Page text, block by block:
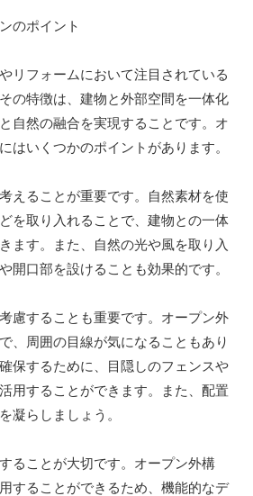
のポイント
リフォームにおいて注目されている
の特徴は、建物と外部空間を一体化
自然の融合を実現することです。オ
はいくつかのポイントがあります。
えることが重要です。自然素材を使
を取り入れることで、建物との一体
ます。また、自然の光や風を取り入
開口部を設けることも効果的です。
慮することも重要です。オープン外
、周囲の目線が気になることもあり
保するために、目隠しのフェンスや
用することができます。また、配置
凝らしましょう。
ることが大切です。オープン外構
することができるため、機能的なデ